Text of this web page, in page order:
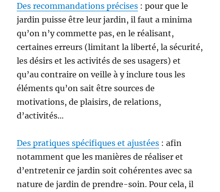
Des recommandations précises : pour que le
jardin puisse être leur jardin, il faut a minima
qu’on n’y commette pas, en le réalisant,
certaines erreurs (limitant la liberté, la sécurité,
les désirs et les activités de ses usagers) et
qu’au contraire on veille à y inclure tous les
éléments qu’on sait être sources de
motivations, de plaisirs, de relations,
d’activités…
Des pratiques spécifiques et ajustées : afin
notamment que les manières de réaliser et
d’entretenir ce jardin soit cohérentes avec sa
nature de jardin de prendre-soin. Pour cela, il